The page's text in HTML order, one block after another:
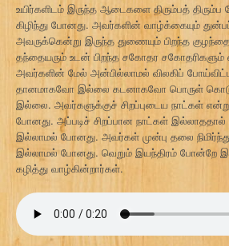
உயிர்களிடம் இருந்த ஆடைகளை திரும்பத்
கிழிந்து போனது. அவர்களின் வாழ்க்கையும்
அவருக்கென்று இருந்த துணையும் பிறந்த
தந்தையரும் உடன் பிறந்த சகோதர
அவர்களின் மேல் அன்பில்லாமல் விலகிப்
தானமாகவோ இல்லை கடனாகவோ பொருள்
இல்லை. அவர்களுக்குச் சிறப்புடைய நாட்கள்
போனது. அப்படிச் சிறப்பான நாட்கள்
இல்லாமல் போனது. அவர்கள் முன்பு தலை
இல்லாமல் போனது. வெறும் இயந்திரம் போன்றே
கழித்து வாழ்கின்றார்கள்.